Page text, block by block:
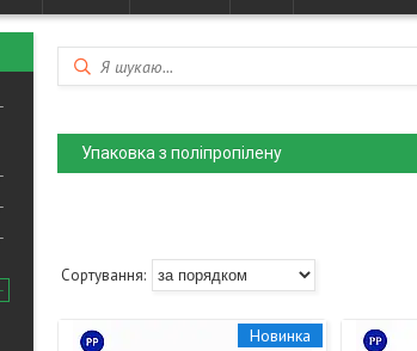
Упаковка з поліпропілену
Новинка